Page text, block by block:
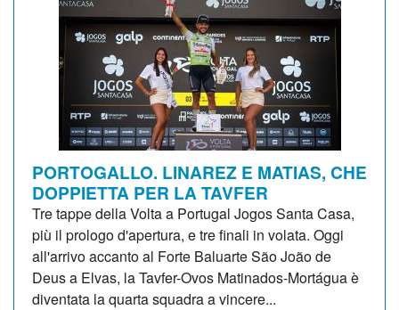
PORTOGALLO. LINAREZ E MATIAS, CHE
DOPPIETTA PER LA TAVFER
Tre tappe della Volta a Portugal Jogos Santa Casa,
più il prologo d'apertura, e tre finali in volata. Oggi
all'arrivo accanto al Forte Baluarte São João de
Deus a Elvas, la Tavfer-Ovos Matinados-Mortágua è
diventata la quarta squadra a vincere...